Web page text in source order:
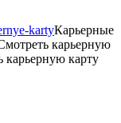
Карьерные
карьерную
карьерную карту